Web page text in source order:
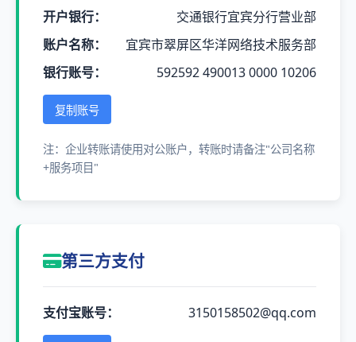
开户银行：
交通银行宜宾分行营业部
账户名称：
宜宾市翠屏区华洋网络技术服务部
银行账号：
592592 490013 0000 10206
复制账号
注：企业转账请使用对公账户，转账时请备注"公司名称
+服务项目"
第三方支付
支付宝账号： 3150158502@qq.com